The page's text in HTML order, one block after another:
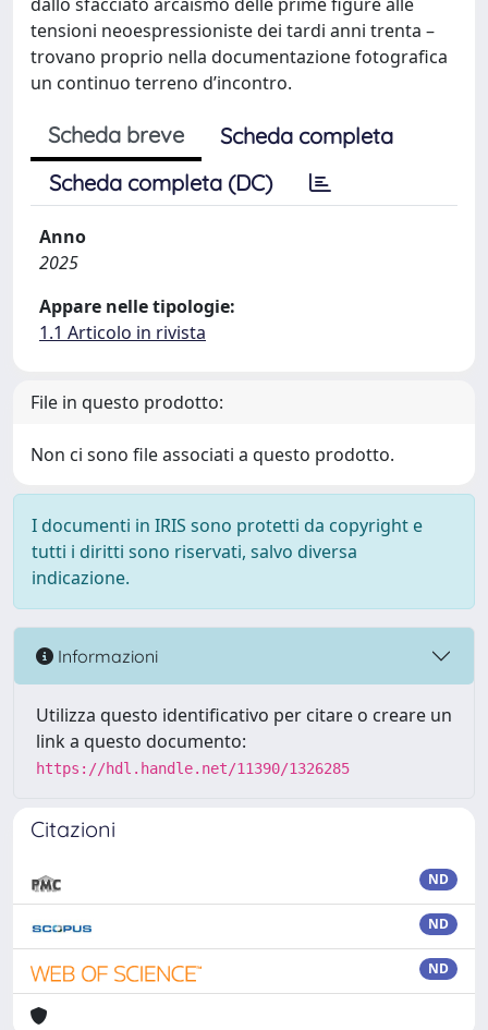
tensioni neoespressioniste dei tardi anni trenta –
trovano proprio nella documentazione fotografica
un continuo terreno d’incontro.
Scheda breve
Scheda completa
Scheda completa (DC)
Anno
2025
Appare nelle tipologie:
1.1 Articolo in rivista
File in questo prodotto:
Non ci sono file associati a questo prodotto.
I documenti in IRIS sono protetti da copyright e
tutti i diritti sono riservati, salvo diversa
indicazione.
Informazioni
Utilizza questo identificativo per citare o creare un
link a questo documento:
https://hdl.handle.net/11390/1326285
Citazioni
ND
ND
ND